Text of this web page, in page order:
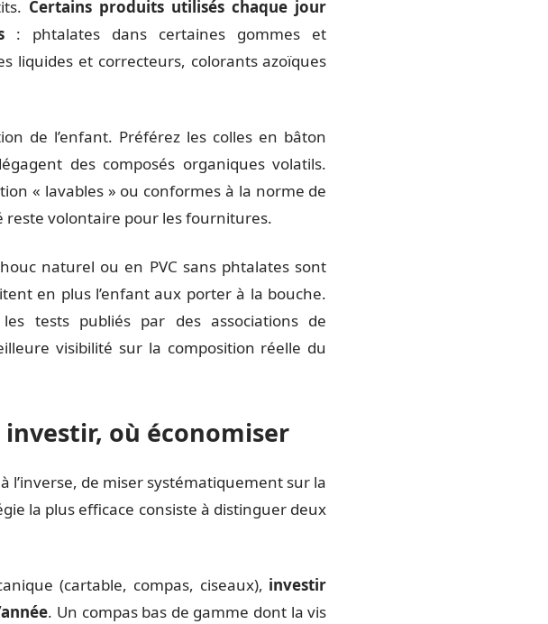
Certains produits utilisés chaque jour
: phtalates dans certaines gommes et
liquides et correcteurs, colorants azoïques
de l’enfant. Préférez les colles en bâton
des composés organiques volatils.
« lavables » ou conformes à la norme de
reste volontaire pour les fournitures.
naturel ou en PVC sans phtalates sont
en plus l’enfant aux porter à la bouche.
tests publiés par des associations de
visibilité sur la composition réelle du
où économiser
de miser systématiquement sur la
la plus efficace consiste à distinguer deux
(cartable, compas, ciseaux), investir
. Un compas bas de gamme dont la vis